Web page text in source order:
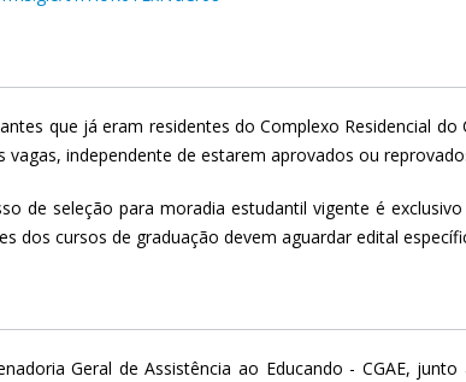
que já eram residentes do Complexo Residencial
vagas, independente de estarem aprovados ou
de seleção para moradia estudantil vigente é
dos cursos de graduação devem aguardar edital
Geral de Assistência ao Educando - CGAE,